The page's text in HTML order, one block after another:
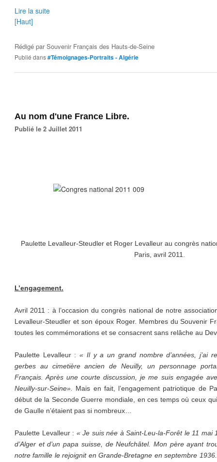
Lire la suite
[Haut]
Rédigé parSouvenir Français des Hauts-de-Seine
Publié dans#Témoignages-Portraits - Algérie
Au nom d'une France Libre.
Publié le 2 Juillet 2011
Paulette Levalleur-Steudler et Roger Levalleur au congrès
Paris, avril 2011.
L’engagement.
Avril 2011 : à l’occasion du congrès national de notre
Levalleur-Steudler et son époux Roger. Membres du Souvenir
toutes les commémorations et se consacrent sans relâche au
Paulette Levalleur :« Il y a un grand nombre d’années, j’ai
gerbes au cimetière ancien de Neuilly, un personnage
Français. Après une courte discussion, je me suis engagée
Neuilly-sur-Seine». Mais en fait, l’engagement patriotique de
début de la Seconde Guerre mondiale, en ces temps où ceux
de Gaulle n’étaient pas si nombreux…
Paulette Levalleur : « Je suis née à Saint-Leu-la-Forêt le 11 mai
d’Alger et d’un papa suisse, de Neufchâtel. Mon père ayant
notre famille le rejoignit en Grande-Bretagne en septembre